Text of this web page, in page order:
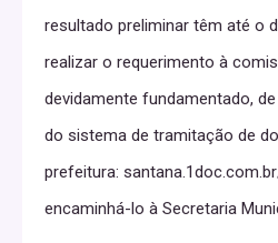
resultado preliminar têm até o
realizar o requerimento à
devidamente fundamentado,
do sistema de tramitação de
prefeitura:
encaminhá-lo à Secretaria